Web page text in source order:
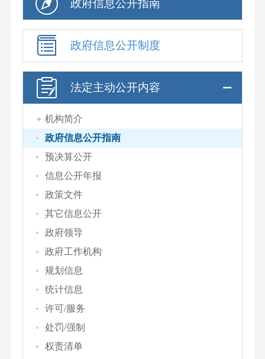
政府信息公开指南
政府信息公开制度
法定主动公开内容
机构简介
政府信息公开指南
预决算公开
信息公开年报
政策文件
其它信息公开
政府领导
政府工作机构
规划信息
统计信息
许可/服务
处罚/强制
权责清单